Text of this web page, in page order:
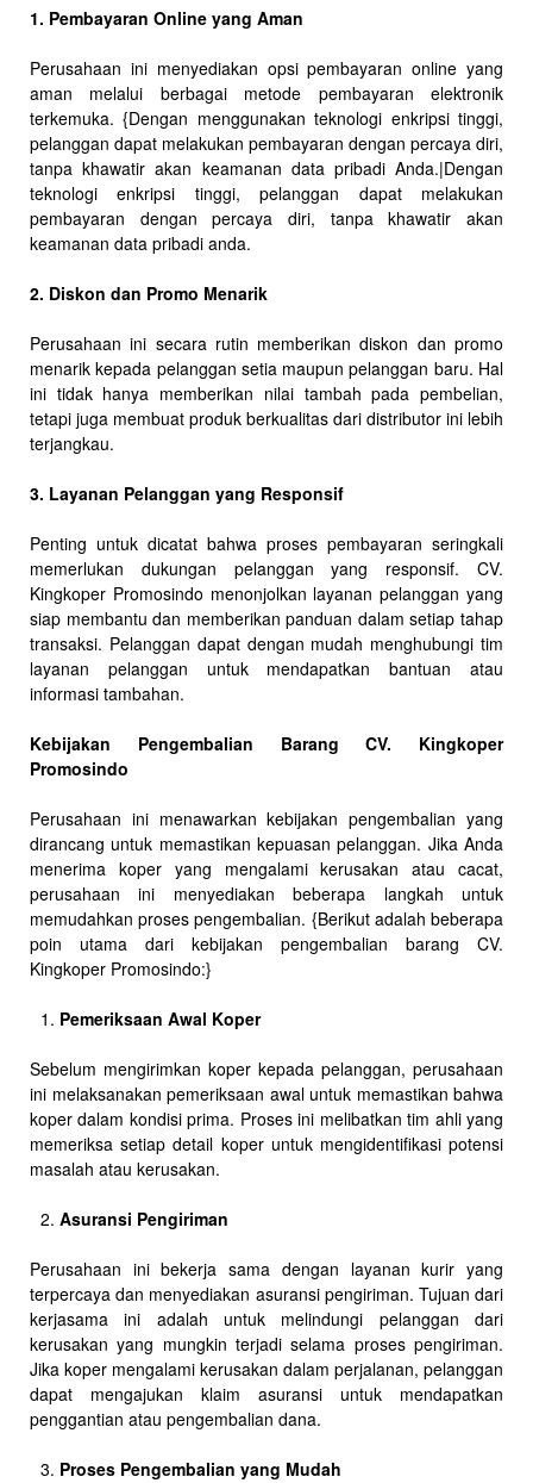
1. Pembayaran Online yang Aman
Perusahaan ini menyediakan opsi pembayaran online yang
aman melalui berbagai metode pembayaran elektronik
terkemuka. {Dengan menggunakan teknologi enkripsi tinggi,
pelanggan dapat melakukan pembayaran dengan percaya diri,
tanpa khawatir akan keamanan data pribadi Anda.|Dengan
teknologi enkripsi tinggi, pelanggan dapat melakukan
pembayaran dengan percaya diri, tanpa khawatir akan
keamanan data pribadi anda.
2. Diskon dan Promo Menarik
Perusahaan ini secara rutin memberikan diskon dan promo
menarik kepada pelanggan setia maupun pelanggan baru. Hal
ini tidak hanya memberikan nilai tambah pada pembelian,
tetapi juga membuat produk berkualitas dari distributor ini lebih
terjangkau.
3. Layanan Pelanggan yang Responsif
Penting untuk dicatat bahwa proses pembayaran seringkali
memerlukan dukungan pelanggan yang responsif. CV.
Kingkoper Promosindo menonjolkan layanan pelanggan yang
siap membantu dan memberikan panduan dalam setiap tahap
transaksi. Pelanggan dapat dengan mudah menghubungi tim
layanan pelanggan untuk mendapatkan bantuan atau
informasi tambahan.
Kebijakan Pengembalian Barang CV. Kingkoper
Promosindo
Perusahaan ini menawarkan kebijakan pengembalian yang
dirancang untuk memastikan kepuasan pelanggan. Jika Anda
menerima koper yang mengalami kerusakan atau cacat,
perusahaan ini menyediakan beberapa langkah untuk
memudahkan proses pengembalian. {Berikut adalah beberapa
poin utama dari kebijakan pengembalian barang CV.
Kingkoper Promosindo:}
Pemeriksaan Awal Koper
Sebelum mengirimkan koper kepada pelanggan, perusahaan
ini melaksanakan pemeriksaan awal untuk memastikan bahwa
koper dalam kondisi prima. Proses ini melibatkan tim ahli yang
memeriksa setiap detail koper untuk mengidentifikasi potensi
masalah atau kerusakan.
Asuransi Pengiriman
Perusahaan ini bekerja sama dengan layanan kurir yang
terpercaya dan menyediakan asuransi pengiriman. Tujuan dari
kerjasama ini adalah untuk melindungi pelanggan dari
kerusakan yang mungkin terjadi selama proses pengiriman.
Jika koper mengalami kerusakan dalam perjalanan, pelanggan
dapat mengajukan klaim asuransi untuk mendapatkan
penggantian atau pengembalian dana.
Proses Pengembalian yang Mudah